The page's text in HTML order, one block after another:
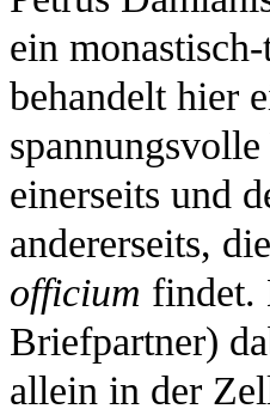
ein
behandelt hier
einerseits und
andererseits,
officium findet.
Briefpartner)
allein in der